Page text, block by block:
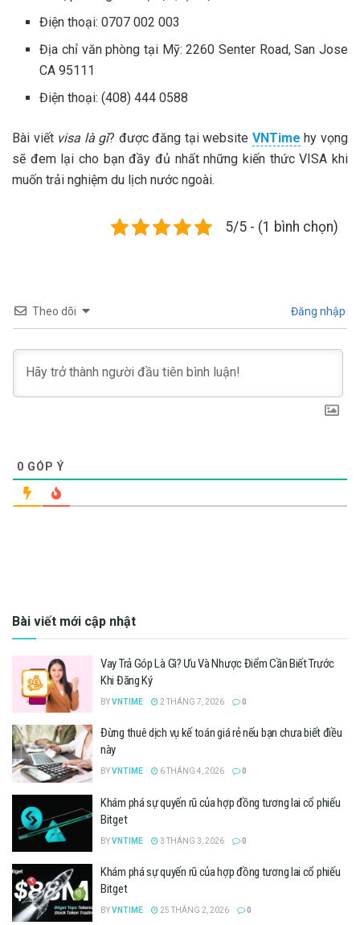
Điện thoại: 0707 002 003
Địa chỉ văn phòng tại Mỹ: 2260 Senter Road, San Jose
CA 95111
Điện thoại: (408) 444 0588
Bài viết visa là gì? được đăng tại website VNTime hy vọng
sẽ đem lại cho bạn đầy đủ nhất những kiến thức VISA khi
muốn trải nghiệm du lịch nước ngoài.
5/5 - (1 bình chọn)
Theo dõi Đăng nhập
0 GÓP Ý
Bài viết mới cập nhật
Vay Trả Góp Là Gì? Ưu Và Nhược Điểm Cần Biết Trước
Khi Đăng Ký
BYVNTIME 2 THÁNG 7, 2026 0
Đừng thuê dịch vụ kế toán giá rẻ nếu bạn chưa biết điều
này
BYVNTIME 6 THÁNG 4, 2026 0
Khám phá sự quyến rũ của hợp đồng tương lai cổ phiếu
Bitget
BYVNTIME 3 THÁNG 3, 2026 0
Khám phá sự quyến rũ của hợp đồng tương lai cổ phiếu
Bitget
BYVNTIME 25 THÁNG 2, 2026 0